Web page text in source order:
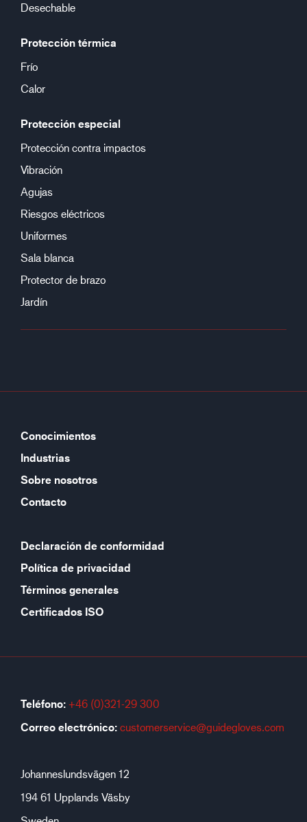
Desechable
Protección térmica
Frío
Calor
Protección especial
Protección contra impactos
Vibración
Agujas
Riesgos eléctricos
Uniformes
Sala blanca
Protector de brazo
Jardín
Conocimientos
Industrias
Sobre nosotros
Contacto
Declaración de conformidad
Política de privacidad
Términos generales
Certificados ISO
Teléfono: +46 (0)321-29 300
Correo electrónico: customerservice@guidegloves.com
Johanneslundsvägen 12
194 61 Upplands Väsby